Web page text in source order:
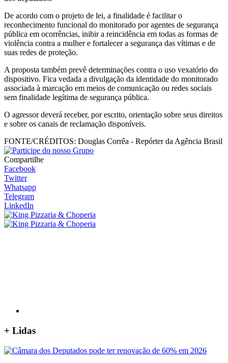
De acordo com o projeto de lei, a finalidade é facilitar o
reconhecimento funcional do monitorado por agentes de segurança
pública em ocorrências, inibir a reincidência em todas as formas de
violência contra a mulher e fortalecer a segurança das vítimas e de
suas redes de proteção.
A proposta também prevê determinações contra o uso vexatório do
dispositivo. Fica vedada a divulgação da identidade do monitorado
associada à marcação em meios de comunicação ou redes sociais
sem finalidade legítima de segurança pública.
O agressor deverá receber, por escrito, orientação sobre seus direitos
e sobre os canais de reclamação disponíveis.
FONTE/CRÉDITOS: Douglas Corrêa - Repórter da Agência Brasil
Compartilhe
Facebook
Twitter
Whatsapp
Telegram
LinkedIn
+ Lidas